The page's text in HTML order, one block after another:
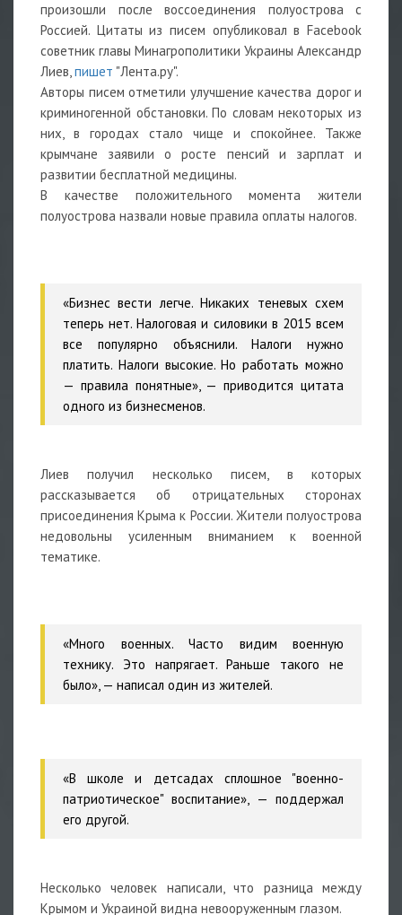
произошли после воссоединения полуострова с
Россией. Цитаты из писем опубликовал в Facebook
советник главы Минагрополитики Украины Александр
Лиев,пишет "Лента.ру".
Авторы писем отметили улучшение качества дорог и
криминогенной обстановки. По словам некоторых из
них, в городах стало чище и спокойнее. Также
крымчане заявили о росте пенсий и зарплат и
развитии бесплатной медицины.
В качестве положительного момента жители
полуострова назвали новые правила оплаты налогов.
«Бизнес вести легче. Никаких теневых схем
теперь нет. Налоговая и силовики в 2015 всем
все популярно объяснили. Налоги нужно
платить. Налоги высокие. Но работать можно
— правила понятные», — приводится цитата
одного из бизнесменов.
Лиев получил несколько писем, в которых
рассказывается об отрицательных сторонах
присоединения Крыма к России. Жители полуострова
недовольны усиленным вниманием к военной
тематике.
«Много военных. Часто видим военную
технику. Это напрягает. Раньше такого не
было», — написал один из жителей.
«В школе и детсадах сплошное "военно-
патриотическое" воспитание», — поддержал
его другой.
Несколько человек написали, что разница между
Крымом и Украиной видна невооруженным глазом.